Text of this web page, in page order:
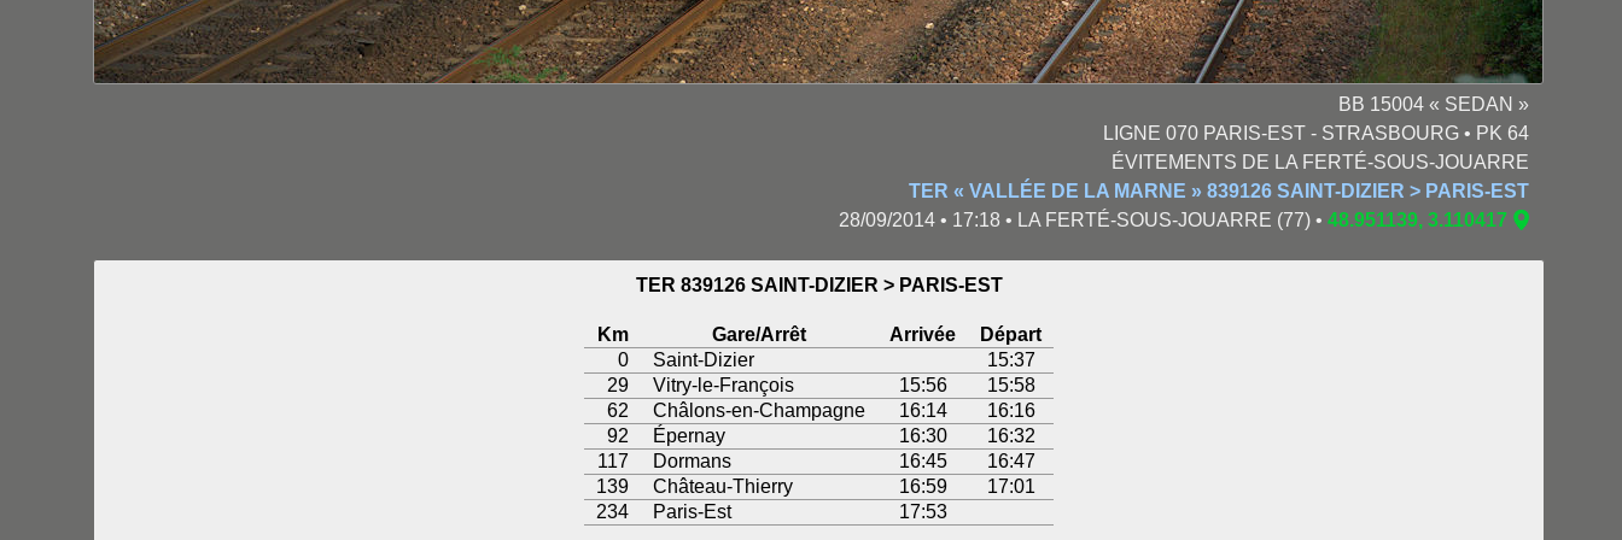
BB 15004 « SEDAN »
LIGNE 070 PARIS-EST - STRASBOURG • PK 64
ÉVITEMENTS DE LA FERTÉ-SOUS-JOUARRE
TER « VALLÉE DE LA MARNE » 839126 SAINT-DIZIER > PARIS-EST
28/09/2014 • 17:18 • LA FERTÉ-SOUS-JOUARRE (77) • 48.951139, 3.110417
TER 839126 SAINT-DIZIER > PARIS-EST
Km Gare/Arrêt Arrivée
Départ
0
Saint-Dizier
15:37
29
Vitry-le-François 15:56
15:58
62
Châlons-en-Champagne 16:14
16:16
92
Épernay 16:30
16:32
117
Dormans 16:45
16:47
139
Château-Thierry 16:59
17:01
234
Paris-Est 17:53